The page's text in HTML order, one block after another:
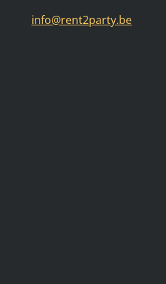
info@rent2party.be